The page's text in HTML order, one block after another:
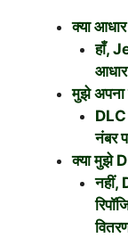
क्या आधार
हाँ,
आधार
मुझे अपना
DLC
नंबर
क्या मुझे
नहीं,